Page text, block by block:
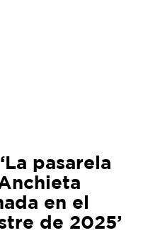
pasarela
en el
de 2025’